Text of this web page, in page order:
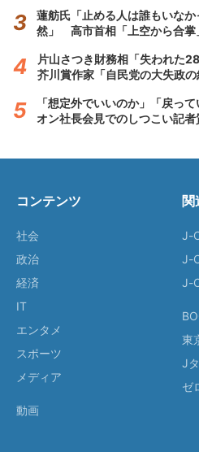
蓮舫氏「止める人は誰もいな
然」 高市首相「上空から合掌
片山さつき財務相「失われた
芥川賞作家「自民党の大失政の
「想定外でいいのか」「戻っ
オン社長会見でのしつこい記者
コンテンツ
社会
政治
経済
IT
エンタメ
スポーツ
メディア
動画
関
J-
J-
J-
東
J
ゼ